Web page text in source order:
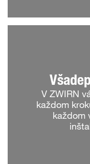
V ZWIRN
každom
každom